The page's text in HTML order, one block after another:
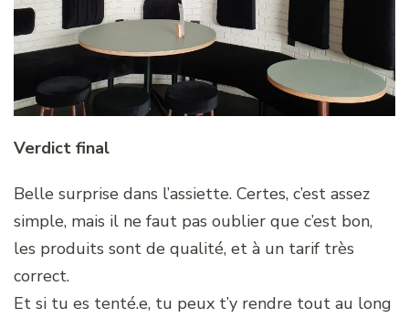
Verdict final
Belle surprise dans l’assiette. Certes, c’est assez
simple, mais il ne faut pas oublier que c’est bon,
les produits sont de qualité, et à un tarif très
correct.
Et si tu es tenté.e, tu peux t’y rendre tout au long